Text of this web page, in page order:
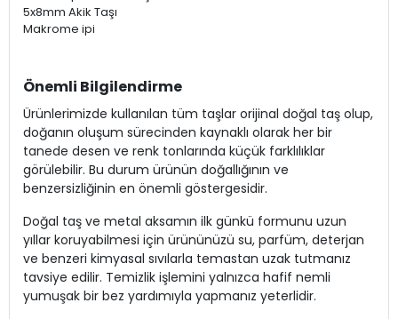
5x8mm Akik Taşı
Makrome ipi
Önemli Bilgilendirme
Ürünlerimizde kullanılan tüm taşlar orijinal doğal taş olup,
doğanın oluşum sürecinden kaynaklı olarak her bir
tanede desen ve renk tonlarında küçük farklılıklar
görülebilir. Bu durum ürünün doğallığının ve
benzersizliğinin en önemli göstergesidir.
Doğal taş ve metal aksamın ilk günkü formunu uzun
yıllar koruyabilmesi için ürününüzü su, parfüm, deterjan
ve benzeri kimyasal sıvılarla temastan uzak tutmanız
tavsiye edilir. Temizlik işlemini yalnızca hafif nemli
yumuşak bir bez yardımıyla yapmanız yeterlidir.